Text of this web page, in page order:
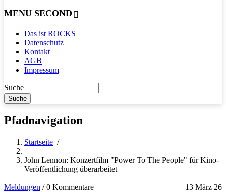
MENU SECOND
Das ist ROCKS
Datenschutz
Kontakt
AGB
Impressum
Suche
Pfadnavigation
Startseite /
John Lennon: Konzertfilm "Power To The People" für Kino-
Veröffentlichung überarbeitet
Meldungen 13 März 26
/0 Kommentare